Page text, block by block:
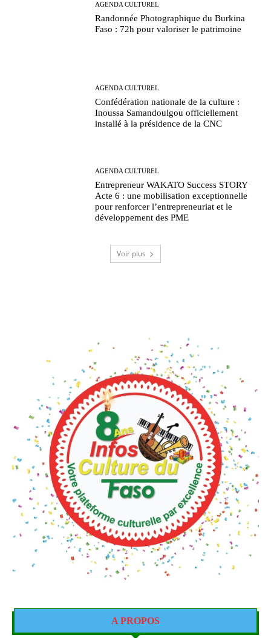
AGENDA CULTUREL
Randonnée Photographique du Burkina
Faso : 72h pour valoriser le patrimoine
AGENDA CULTUREL
Confédération nationale de la culture :
Inoussa Samandoulgou officiellement
installé à la présidence de la CNC
AGENDA CULTUREL
Entrepreneur WAKATO Success STORY
Acte 6 : une mobilisation exceptionnelle
pour renforcer l’entrepreneuriat et le
développement des PME
Voir plus
A PROPOS